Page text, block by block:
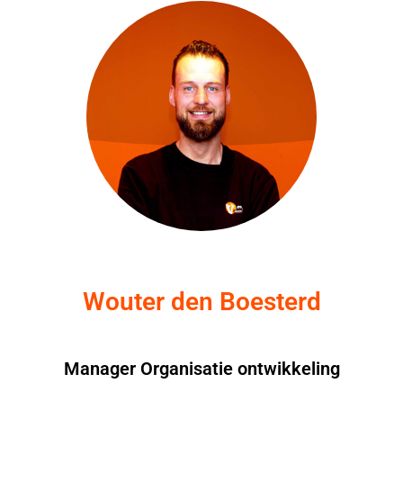
Wouter den Boesterd
Manager Organisatie ontwikkeling